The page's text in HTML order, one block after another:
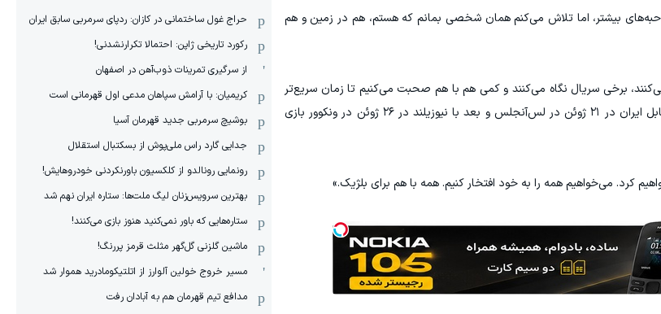
بیشتر، اما تلاش می‌کنم همان شخصی بمانم که هستم، هم در زمین و هم
برخی سریال نگاه می‌کنند و کمی هم با هم صحبت می‌کنیم تا زمان سریع‌تر
بگذرد. ما سعی می‌کنیم با بازی مقابل مصر آماده باشیم، سپس مقابل ایران در ۲۱ ژوئن در لس‌آنجلس و بعد با نیوزیلند در ۲۶ ژوئن در ونکوور بازی
کرد. می‌خواهیم همه را به خود افتخار کنیم. همه با هم برای بلژیک.»
حراج غول ساختمانی در کازان: ردپای سرمربی سابق ایران
رکورد تاریخی ژاپن: احتمالا تکرارنشدنی!
از سرگیری تمرینات ذوب‌آهن در اصفهان
کریمیان: با آرامش سپاهان مدعی اول قهرمانی است
بوشیچ سرمربی جدید قهرمان آسیا
جدایی گارد راس ملی‌پوش از بسکتبال استقلال
رونمایی رونالدو از کلکسیون باورنکردنی خودروهایش!
بهترین سرویس‌زنان لیگ ملت‌ها: ستاره ایران نهم شد
ستاره‌هایی که باور نمی‌کنید هنوز بازی می‌کنند!
ماشین گلزنی گل‌گهر مثلث قرمز پررنگ!
مسیر خروج خولین آلوارز از اتلتیکومادرید هموار شد
مدافع تیم قهرمان هم به آبادان رفت